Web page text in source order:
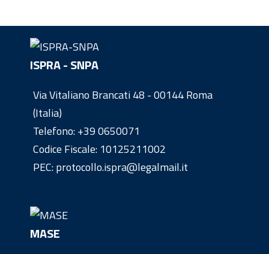
ISPRA - SNPA
Via Vitaliano Brancati 48 - 00144 Roma
(Italia)
Telefono:+39 0650071
Codice Fiscale: 10125211002
PEC: protocollo.ispra@legalmail.it
MASE